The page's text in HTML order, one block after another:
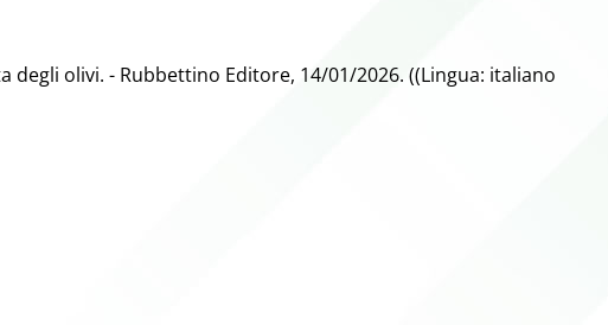
degli olivi. - Rubbettino Editore, 14/01/2026. ((Lingua: italiano